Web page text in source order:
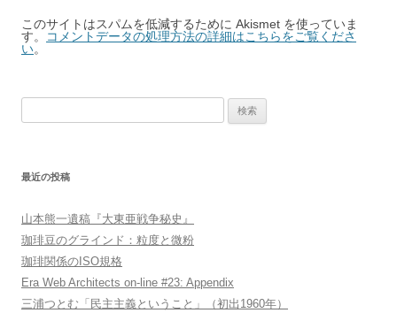
このサイトはスパムを低減するために Akismet を使っていま
す。
コメントデータの処理方法の詳細はこちらをご覧くださ
い。
最近の投稿
山本熊一遺稿『大東亜戦争秘史』
珈琲豆のグラインド：粒度と微粉
珈琲関係のISO規格
Era Web Architects on-line #23: Appendix
三浦つとむ「民主主義ということ」（初出1960年）